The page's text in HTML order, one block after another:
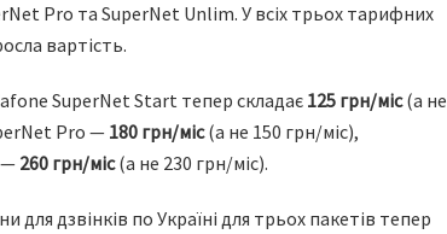
Pro та SuperNet Unlim. У всіх трьох тарифних
вартість.
SuperNet Start тепер складає 125 грн/міс(а не
Pro — 180 грн/міс(а не 150 грн/міс),
— 260 грн/міс(а не 230 грн/міс).
для дзвінків по Україні для трьох пакетів тепер